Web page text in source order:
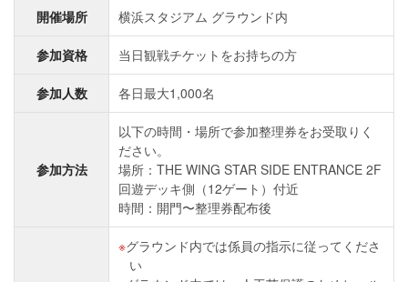
開催場所 横浜スタジアム グラウンド内
参加資格 当日観戦チケットをお持ちの方
参加人数 各日最大1,000名
参加方法
以下の時間・場所で参加整理券をお受取りく
ださい。
場所：THE WING STAR SIDE ENTRANCE 2F
回遊デッキ側（12ゲート）付近
時間：開門〜整理券配布後
グラウンド内では係員の指示に従ってくださ
い